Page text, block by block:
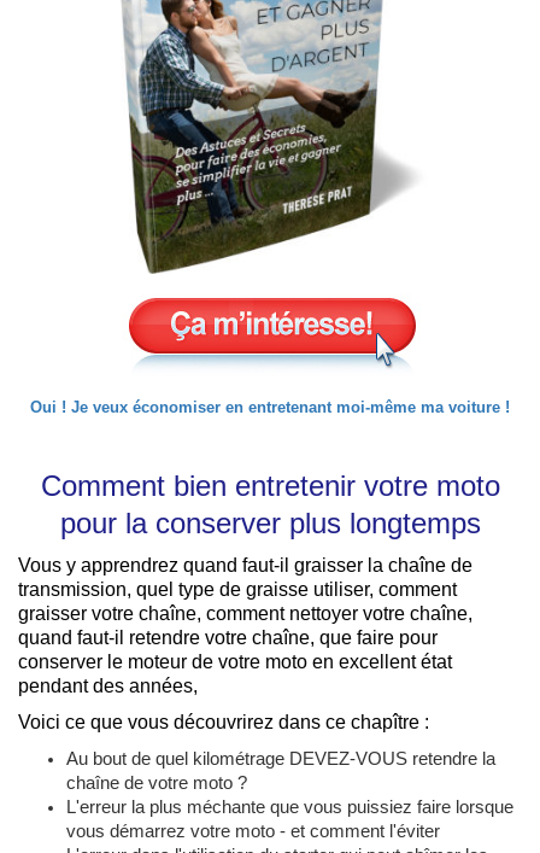
Oui ! Je veux économiser en entretenant moi-même ma voiture !
Comment bien entretenir votre moto
pour la conserver plus longtemps
Vous y apprendrez quand faut-il graisser la chaîne de
transmission, quel type de graisse utiliser, comment
graisser votre chaîne, comment nettoyer votre chaîne,
quand faut-il retendre votre chaîne, que faire pour
conserver le moteur de votre moto en excellent état
pendant des années,
Voici ce que vous découvrirez dans ce chapître :
Au bout de quel kilométrage DEVEZ-VOUS retendre la
chaîne de votre moto ?
L'erreur la plus méchante que vous puissiez faire lorsque
vous démarrez votre moto - et comment l'éviter